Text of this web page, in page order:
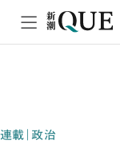
連載｜政治